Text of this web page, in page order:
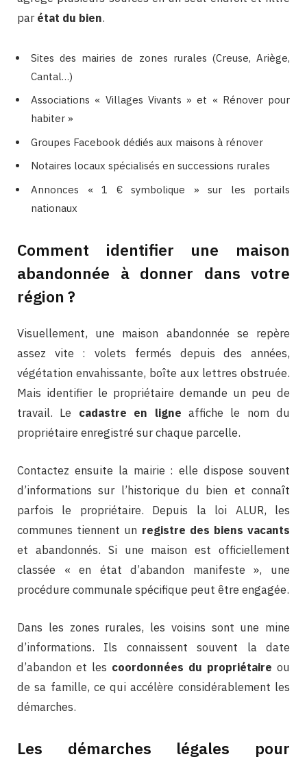
parétat du bien.
Sites des mairies de zones rurales (Creuse, Ariège,
Cantal…)
Associations « Villages Vivants » et « Rénover pour
habiter »
Groupes Facebook dédiés aux maisons à rénover
Notaires locaux spécialisés en successions rurales
Annonces « 1 € symbolique » sur les portails
nationaux
Comment identifier une maison
abandonnée à donner dans votre
région ?
Visuellement, une maison abandonnée se repère
assez vite : volets fermés depuis des années,
végétation envahissante, boîte aux lettres obstruée.
Mais identifier le propriétaire demande un peu de
travail. Le cadastre en ligne affiche le nom du
propriétaire enregistré sur chaque parcelle.
Contactez ensuite la mairie : elle dispose souvent
d’informations sur l’historique du bien et connaît
parfois le propriétaire. Depuis la loi ALUR, les
communes tiennent un registre des biens vacants
et abandonnés. Si une maison est officiellement
classée « en état d’abandon manifeste », une
procédure communale spécifique peut être engagée.
Dans les zones rurales, les voisins sont une mine
d’informations. Ils connaissent souvent la date
d’abandon et les coordonnées du propriétaire ou
de sa famille, ce qui accélère considérablement les
démarches.
Les démarches légales pour